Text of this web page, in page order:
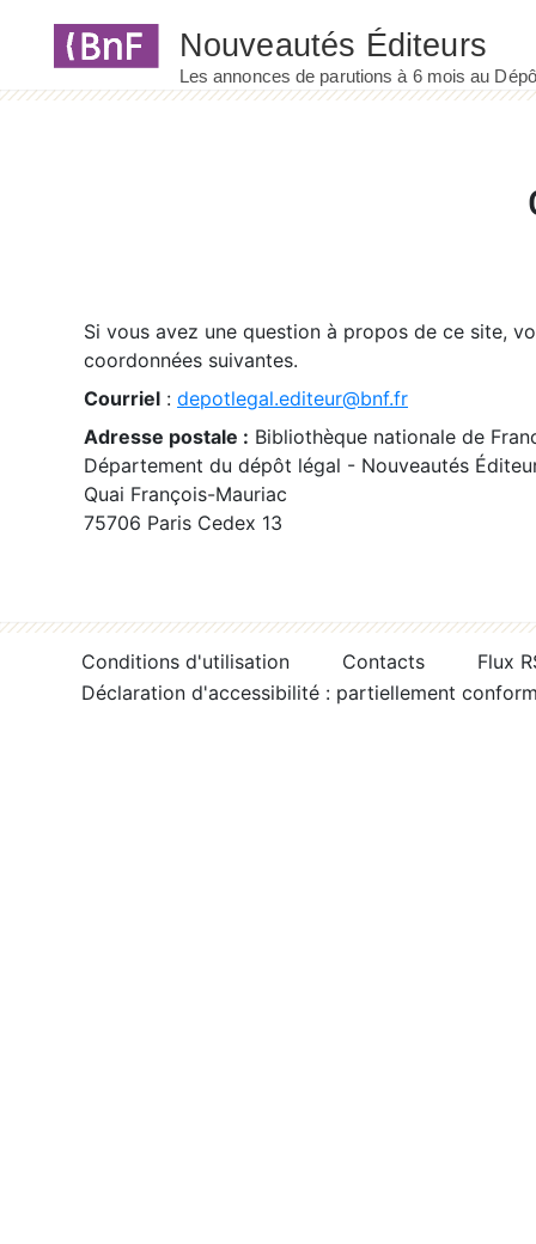
Si vous avez une question à propos de ce site,
coordonnées suivantes.
Courriel : depotlegal.editeur@bnf.fr
Adresse postale : Bibliothèque nationale de
Département du dépôt légal - Nouveautés
Quai François-Mauriac
75706 Paris Cedex 13
Conditions d'utilisation Contacts
Flux
Déclaration d'accessibilité : partiellement